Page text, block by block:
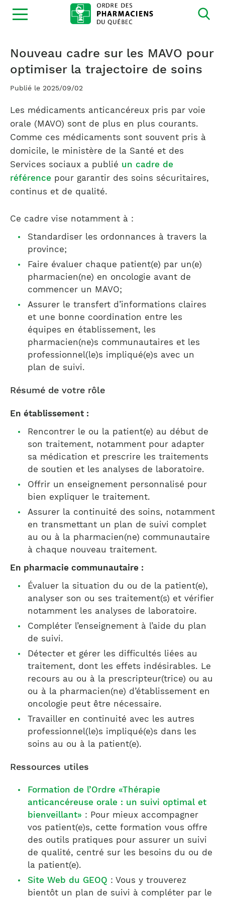
Ouvrir
la
Nouveau cadre sur les MAVO pour
optimiser la trajectoire de soins
Publié le 2025/09/02
Les médicaments anticancéreux pris par voie
orale (MAVO) sont de plus en plus courants.
Comme ces médicaments sont souvent pris à
domicile, le ministère de la Santé et des
Services sociaux a publié un cadre de
référence pour garantir des soins sécuritaires,
continus et de qualité.
Ce cadre vise notamment à :
Standardiser les ordonnances à travers la
province;
Faire évaluer chaque patient(e) par un(e)
pharmacien(ne) en oncologie avant de
commencer un MAVO;
Assurer le transfert d’informations claires
et une bonne coordination entre les
équipes en établissement, les
pharmacien(ne)s communautaires et les
professionnel(le)s impliqué(e)s avec un
plan de suivi.
Résumé de votre rôle
En établissement :
Rencontrer le ou la patient(e) au début de
son traitement, notamment pour adapter
sa médication et prescrire les traitements
de soutien et les analyses de laboratoire.
Offrir un enseignement personnalisé pour
bien expliquer le traitement.
Assurer la continuité des soins, notamment
en transmettant un plan de suivi complet
au ou à la pharmacien(ne) communautaire
à chaque nouveau traitement.
En pharmacie communautaire :
Évaluer la situation du ou de la patient(e),
analyser son ou ses traitement(s) et vérifier
notamment les analyses de laboratoire.
Compléter l’enseignement à l’aide du plan
de suivi.
Détecter et gérer les difficultés liées au
traitement, dont les effets indésirables. Le
recours au ou à la prescripteur(trice) ou au
ou à la pharmacien(ne) d’établissement en
oncologie peut être nécessaire.
Travailler en continuité avec les autres
professionnel(le)s impliqué(e)s dans les
soins au ou à la patient(e).
Ressources utiles
Formation de l’Ordre «Thérapie
anticancéreuse orale : un suivi optimal et
bienveillant» : Pour mieux accompagner
vos patient(e)s, cette formation vous offre
des outils pratiques pour assurer un suivi
de qualité, centré sur les besoins du ou de
la patient(e).
Site Web du GEOQ : Vous y trouverez
bientôt un plan de suivi à compléter par le